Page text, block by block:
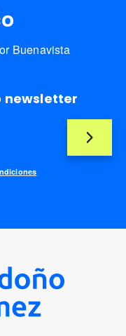
Buenavista
newsletter